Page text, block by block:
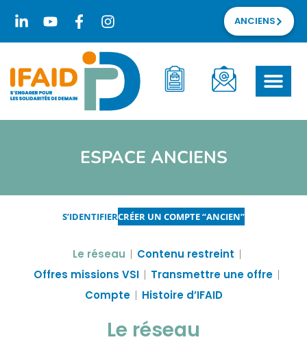
ANCIENS
ESPACE ANCIENS
S’IDENTIFIERCRÉER UN COMPTE “ANCIEN”
Le réseau
Contenu restreint
Offres missions VSI
Transmettre une offre
Compte
Histoire d’IFAID
Le réseau